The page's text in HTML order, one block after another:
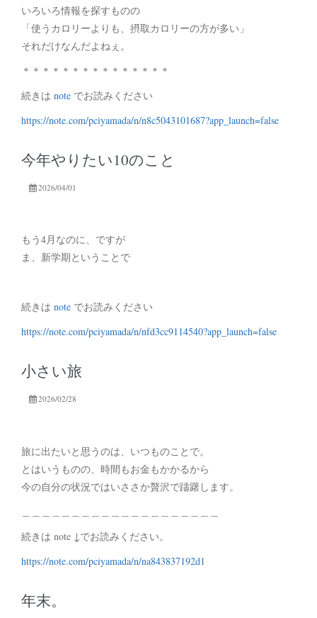
いろいろ情報を探すものの
「使うカロリーよりも、摂取カロリーの方が多い」
それだけなんだよねぇ。
＊＊＊＊＊＊＊＊＊＊＊＊＊＊＊
続きは note でお読みください
https://note.com/pciyamada/n/n8c5043101687?app_launch=false
今年やりたい10のこと
2026/04/01
もう4月なのに、ですが
ま、新学期ということで
続きは note でお読みください
https://note.com/pciyamada/n/nfd3cc9114540?app_launch=false
小さい旅
2026/02/28
旅に出たいと思うのは、いつものことで。
とはいうものの、時間もお金もかかるから
今の自分の状況ではいささか贅沢で躊躇します。
続きは note ↓でお読みください。
https://note.com/pciyamada/n/na843837192d1
年末。